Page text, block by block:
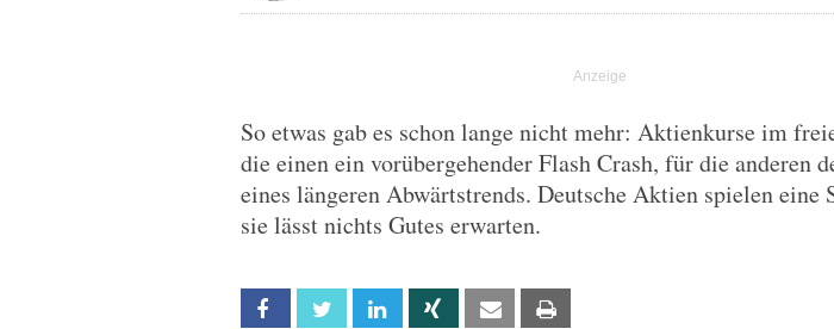
So etwas gab es schon lange nicht mehr: Aktienkurse im
die einen ein vorübergehender Flash Crash, für die anderen
eines längeren Abwärtstrends. Deutsche Aktien spielen eine
sie lässt nichts Gutes erwarten.
Facebook Twitter Linkedin Xing Email